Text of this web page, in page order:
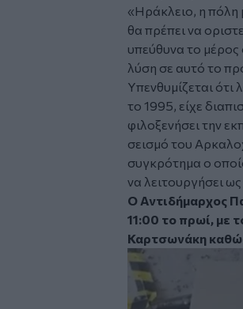
«Ηράκλειο, η
θα πρέπει να
υπεύθυνα το
λύση σε αυτό το
Υπενθυμίζεται ότι
το 1995, είχε
φιλοξενήσει την
σεισμό του
συγκρότημα ο
να λειτουργήσει
Ο Αντιδήμαρχος
11:00 το πρωί, με
Καρτσωνάκη
Image